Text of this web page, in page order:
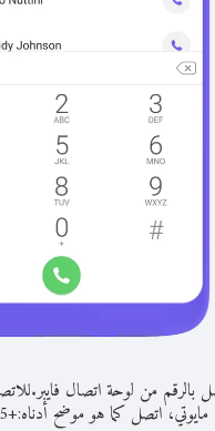
بالرقم من لوحة اتصال فايبر.
مايوتي، اتصل كما هو موضح أدناه:+